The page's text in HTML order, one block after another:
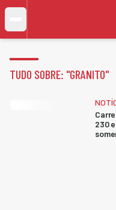
TUDO SOBRE: "GRANITO"
230